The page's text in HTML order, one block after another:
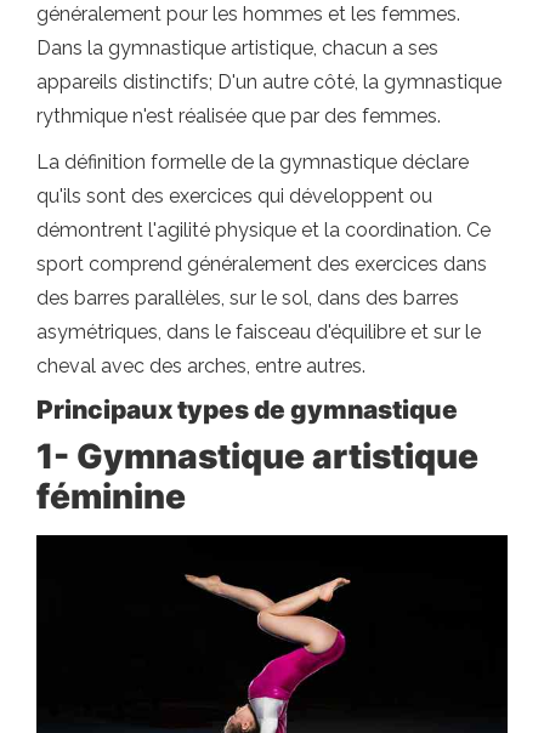
généralement pour les hommes et les femmes.
Dans la gymnastique artistique, chacun a ses
appareils distinctifs; D'un autre côté, la gymnastique
rythmique n'est réalisée que par des femmes.
La définition formelle de la gymnastique déclare
qu'ils sont des exercices qui développent ou
démontrent l'agilité physique et la coordination. Ce
sport comprend généralement des exercices dans
des barres parallèles, sur le sol, dans des barres
asymétriques, dans le faisceau d'équilibre et sur le
cheval avec des arches, entre autres.
Principaux types de gymnastique
1- Gymnastique artistique
féminine